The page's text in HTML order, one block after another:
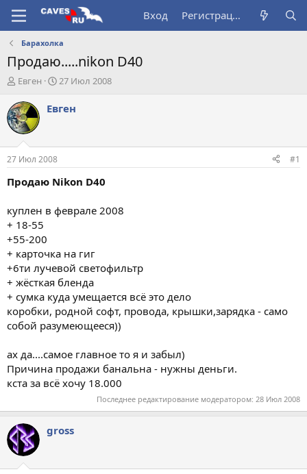
Вход Регистрация
Барахолка
Продаю.....nikon D40
А
т
о
р
т
е
м
ы
Евген
Д
т
а
л
27 Июл 2008
Евген
27 Июл 2008 #1
Продаю Nikon D40
куплен в феврале 2008
+ 18-55
+55-200
+ карточка на гиг
+6ти лучевой светофильтр
+ жёсткая бленда
+ сумка куда умещается всё это дело
коробки, родной софт, провода, крышки,зарядка - само
собой разумеющееся))
ах да....самое главное то я и забыл)
Причина продажи банальна - нужны деньги.
кста за всё хочу 18.000
Последнее редактирование модератором: 28 Июл 2008
gross